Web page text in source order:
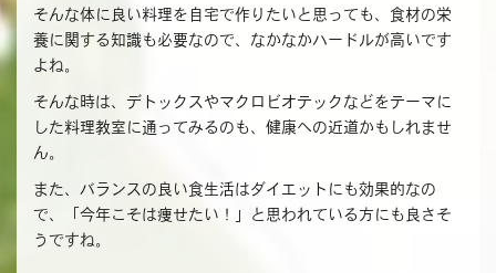
そんな体に良い料理を自宅で作りたいと思っても、食材の栄
養に関する知識も必要なので、なかなかハードルが高いです
よね。
そんな時は、デトックスやマクロビオテックなどをテーマに
した料理教室に通ってみるのも、健康への近道かもしれませ
ん。
また、バランスの良い食生活はダイエットにも効果的なの
で、「今年こそは痩せたい！」と思われている方にも良さそ
うですね。